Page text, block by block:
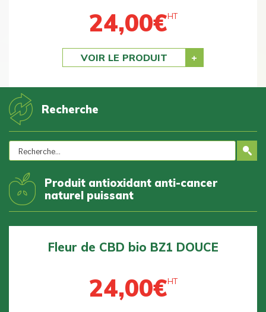
24,00€HT
VOIR LE PRODUIT
Recherche
Produit antioxidant anti-cancer
naturel puissant
Fleur de CBD bio BZ1 DOUCE
24,00€HT